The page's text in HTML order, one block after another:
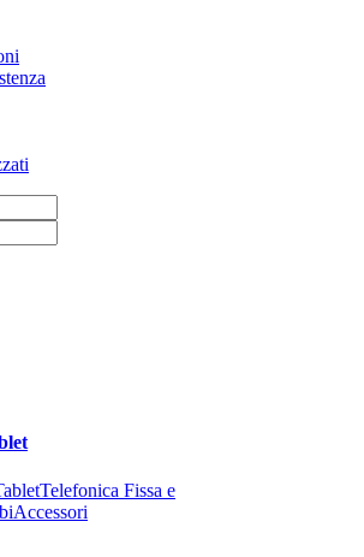
Telefonica Fissa e
Accessori